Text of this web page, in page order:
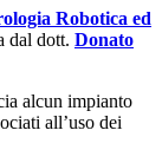
Robotica ed
dal dott. Donato
alcun impianto
all’uso dei